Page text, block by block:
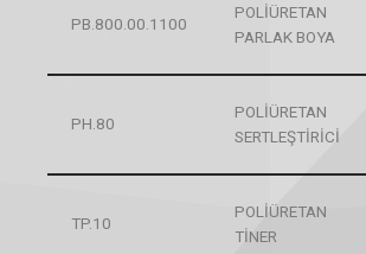
PB.800.00.1100
POLİÜRETAN
PARLAK BOYA
PH.80
POLİÜRETAN
SERTLEŞTİRİCİ
TP.10
POLİÜRETAN
TİNER